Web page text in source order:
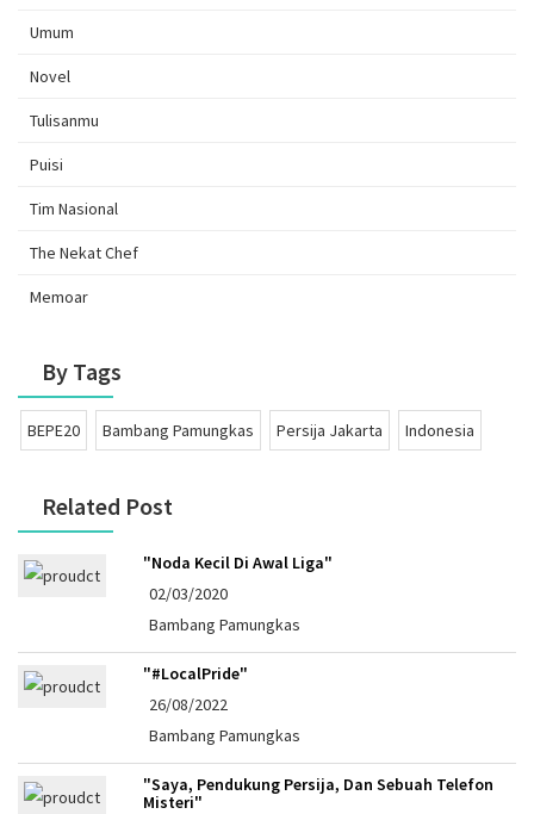
Umum
Novel
Tulisanmu
Puisi
Tim Nasional
The Nekat Chef
Memoar
By Tags
BEPE20 Bambang Pamungkas Persija Jakarta Indonesia
Related Post
"Noda Kecil Di Awal Liga"
02/03/2020
Bambang Pamungkas
"#LocalPride"
26/08/2022
Bambang Pamungkas
"Saya, Pendukung Persija, Dan Sebuah Telefon
Misteri"